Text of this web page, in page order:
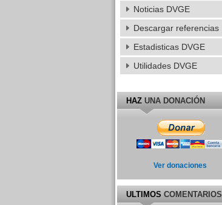
Noticias DVGE
Descargar referencias
Estadisticas DVGE
Utilidades DVGE
HAZUNA DONACIÓN
Ver donaciones
ULTIMOSCOMENTARIOS